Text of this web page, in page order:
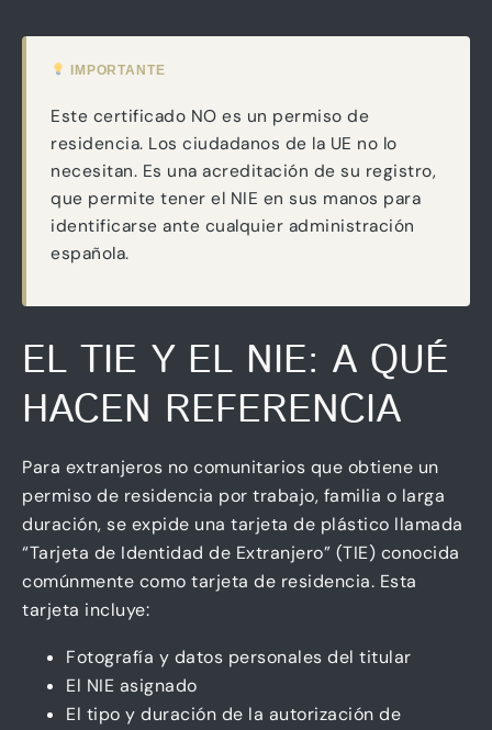
IMPORTANTE
Este certificado NO es un permiso de
residencia. Los ciudadanos de la UE no lo
necesitan. Es una acreditación de su registro,
que permite tener el NIE en sus manos para
identificarse ante cualquier administración
española.
EL TIE Y EL NIE: A QUÉ
HACEN REFERENCIA
Para extranjeros no comunitarios que obtiene un
permiso de residencia por trabajo, familia o larga
duración, se expide una tarjeta de plástico llamada
“Tarjeta de Identidad de Extranjero” (TIE) conocida
comúnmente como tarjeta de residencia. Esta
tarjeta incluye:
Fotografía y datos personales del titular
El NIE asignado
El tipo y duración de la autorización de